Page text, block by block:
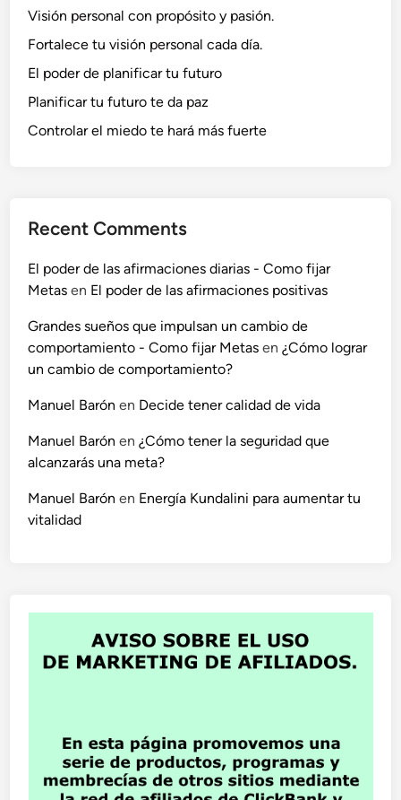
Visión personal con propósito y pasión.
Fortalece tu visión personal cada día.
El poder de planificar tu futuro
Planificar tu futuro te da paz
Controlar el miedo te hará más fuerte
Recent Comments
El poder de las afirmaciones diarias - Como fijar
Metas en El poder de las afirmaciones positivas
Grandes sueños que impulsan un cambio de
comportamiento - Como fijar Metas en¿Cómo lograr
un cambio de comportamiento?
Manuel Barón en Decide tener calidad de vida
Manuel Barón en¿Cómo tener la seguridad que
alcanzarás una meta?
Manuel Barón en Energía Kundalini para aumentar tu
vitalidad